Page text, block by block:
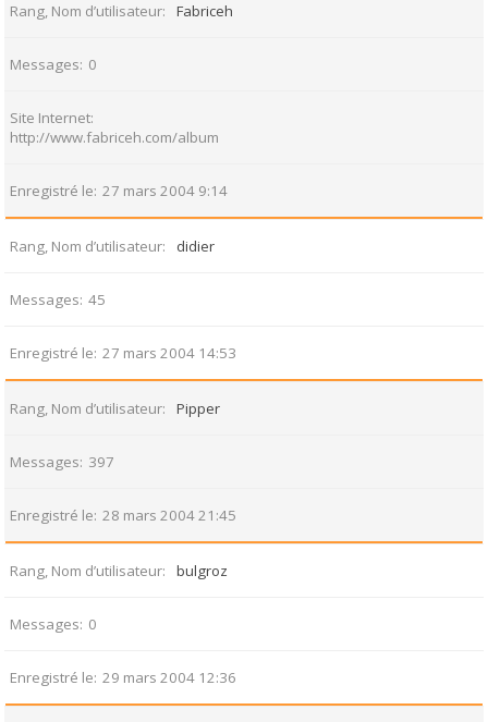
Rang, Nom d’utilisateur Fabriceh
Messages 0
Site Internet
http://www.fabriceh.com/album
Enregistré le 27 mars 2004 9:14
Rang, Nom d’utilisateur didier
Messages 45
Enregistré le 27 mars 2004 14:53
Rang, Nom d’utilisateur Pipper
Messages 397
Enregistré le 28 mars 2004 21:45
Rang, Nom d’utilisateur bulgroz
Messages 0
Enregistré le 29 mars 2004 12:36